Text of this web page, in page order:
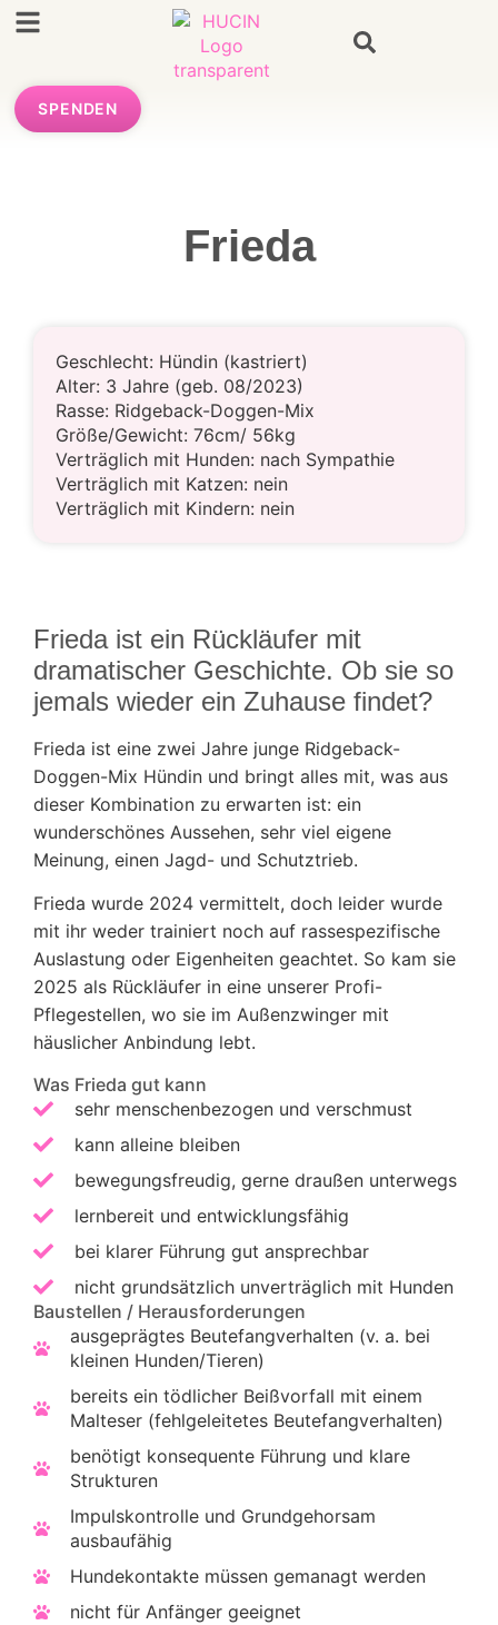
SPENDEN
Frieda
Geschlecht: Hündin (kastriert)
Alter: 3 Jahre (geb. 08/2023)
Rasse: Ridgeback-Doggen-Mix
Größe/Gewicht: 76cm/ 56kg
Verträglich mit Hunden: nach Sympathie
Verträglich mit Katzen: nein
Verträglich mit Kindern: nein
Frieda ist ein Rückläufer mit
dramatischer Geschichte. Ob sie so
jemals wieder ein Zuhause findet?
Frieda ist eine zwei Jahre junge Ridgeback-
Doggen-Mix Hündin und bringt alles mit, was aus
dieser Kombination zu erwarten ist: ein
wunderschönes Aussehen, sehr viel eigene
Meinung, einen Jagd- und Schutztrieb.
Frieda wurde 2024 vermittelt, doch leider wurde
mit ihr weder trainiert noch auf rassespezifische
Auslastung oder Eigenheiten geachtet. So kam sie
2025 als Rückläufer in eine unserer Profi-
Pflegestellen, wo sie im Außenzwinger mit
häuslicher Anbindung lebt.
Was Frieda gut kann
sehr menschenbezogen und verschmust
kann alleine bleiben
bewegungsfreudig, gerne draußen unterwegs
lernbereit und entwicklungsfähig
bei klarer Führung gut ansprechbar
nicht grundsätzlich unverträglich mit Hunden
Baustellen / Herausforderungen
ausgeprägtes Beutefangverhalten (v. a. bei
kleinen Hunden/Tieren)
bereits ein tödlicher Beißvorfall mit einem
Malteser (fehlgeleitetes Beutefangverhalten)
benötigt konsequente Führung und klare
Strukturen
Impulskontrolle und Grundgehorsam
ausbaufähig
Hundekontakte müssen gemanagt werden
nicht für Anfänger geeignet